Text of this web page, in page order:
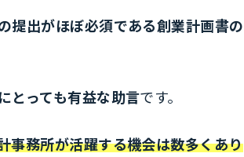
提出がほぼ必須である創業計画書の
とっても有益な助言です。
事務所が活躍する機会は数多くあり